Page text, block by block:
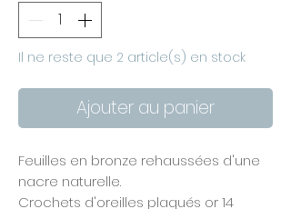
Il ne reste que 2 article(s) en stock
Ajouter au panier
Feuilles en bronze rehaussées d'une
nacre naturelle.
Crochets d'oreilles plaqués or 14